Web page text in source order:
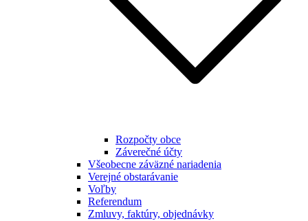
Rozpočty obce
Záverečné účty
Všeobecne záväzné nariadenia
Verejné obstarávanie
Voľby
Referendum
Zmluvy, faktúry, objednávky